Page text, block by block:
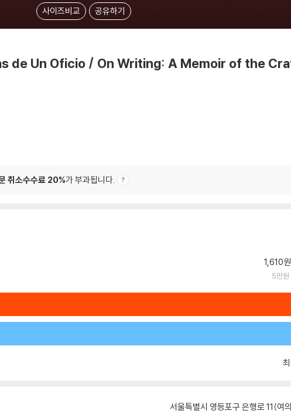
사이즈비교 공유하기
de Un Oficio / On Writing: A Memoir of the
취소수수료 20%가 부과됩니다.
1,610
5만원
서울특별시 영등포구 은행로 11(여